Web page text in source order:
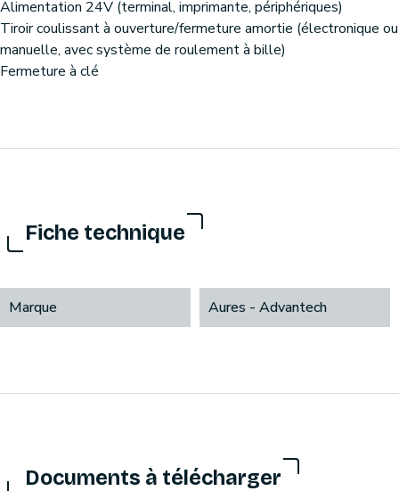
Alimentation 24V (terminal, imprimante, périphériques)
Tiroir coulissant à ouverture/fermeture amortie (électronique ou
manuelle, avec système de roulement à bille)
Fermeture à clé
Fiche technique
Marque Aures - Advantech
Documents à télécharger